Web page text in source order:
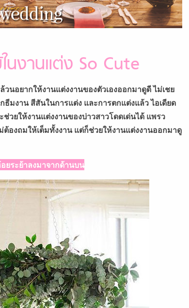
นงานแต่ง So Cute
วนอยากให้งานแต่งงานของตัวเองออกมาดูดี ไม่เชย
มงาน สีสันในการแต่ง และการตกแต่งแล้ว ไอเดียด
วยให้งานแต่งงานของบ่าวสาวโดดเด่นได้ แพรว
ต้องถมให้เต็มทั้งงาน แต่ก็ช่วยให้งานแต่งงานออกมาดู
ยระย้าลงมาจากด้านบน